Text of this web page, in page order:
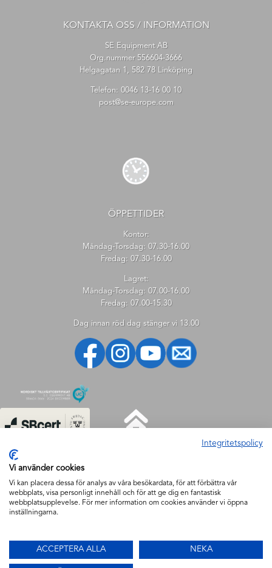
KONTAKTA OSS / INFORMATION
SE Equipment AB
Org.nummer 556604-3666
Helgagatan 1, 582 78 Linköping
Telefon: 0046 13-16 00 10
post@se-europe.com
ÖPPETTIDER
Kontor:
Måndag-Torsdag: 07.30-16.00
Fredag: 07.30-16.00
Lagret:
Måndag-Torsdag: 07.00-16.00
Fredag: 07.00-15.30
Dag innan röd dag stänger vi 13.00
Hjälp
Så handlar du
FAQ
Säkerhet & Cookies
Integritetspolicy
Vi använder cookies
Vi kan placera dessa för analys av våra besökardata, för att förbättra vår
webbplats, visa personligt innehåll och för att ge dig en fantastisk
webbplatsupplevelse. För mer information om cookies använder vi öppna
inställningarna.
ACCEPTERA ALLA NEKA